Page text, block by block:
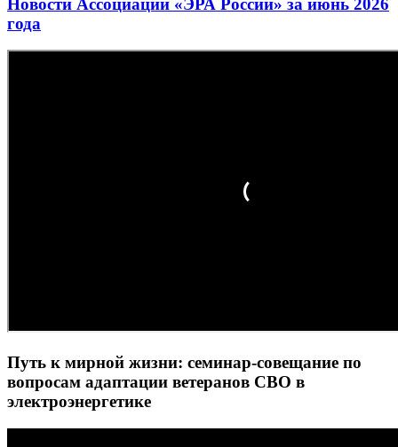
года
Путь к мирной жизни: семинар-совещание по
вопросам адаптации ветеранов СВО в
электроэнергетике